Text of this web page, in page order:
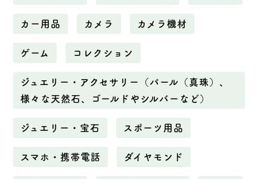
カー用品 カメラ カメラ機材
ゲーム コレクション
ジュエリー・アクセサリー（パール（真珠）、
様々な天然石、ゴールドやシルバーなど）
ジュエリー・宝石 スポーツ用品
スマホ・携帯電話 ダイヤモンド